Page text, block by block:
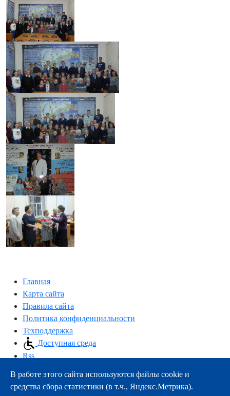
Главная
Карта сайта
Правила сайта
Политика конфиденциальности
Техподдержка
Доступная среда
Rss
163000, г.Архангельск, пр-т Троицкий, 51
тел.:+7 (8182) 21-11-63
В работе этого сайта используются файлы cookie и
средства сбора статистики (в т.ч., Яндекс.Метрика).